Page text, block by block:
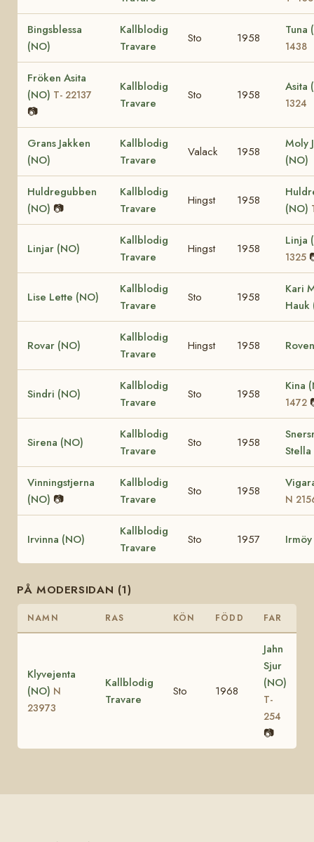
Bingsblessa
(NO)
Kallblodig
Travare
Sto 1958
Tuna
1438
Fröken Asita
(NO) T- 22137
📷
Kallblodig
Travare
Sto 1958
Asita
1324
Grans Jakken
(NO)
Kallblodig
Travare
Valack 1958
Moly
(NO)
Huldregubben
(NO) 📷
Kallblodig
Travare
Hingst 1958
(NO)
Linjar (NO)
Kallblodig
Travare
Hingst 1958
Linja
1325
Lise Lette (NO)
Kallblodig
Travare
Sto 1958
Kari
Hauk
Rovar (NO)
Kallblodig
Travare
Hingst 1958
Sindri (NO)
Kallblodig
Travare
Sto 1958
Kina
1472
Sirena (NO)
Kallblodig
Travare
Sto 1958
Vinningstjerna
(NO) 📷
Kallblodig
Travare
Sto 1958
N
Irvinna (NO)
Kallblodig
Travare
Sto 1957
PÅ MODERSIDAN (1)
NAMN RAS KÖN FÖDD FAR
Klyvejenta
(NO) N
23973
Kallblodig
Travare
Sto 1968
Jahn
Sjur
(NO)
T-
254
📷